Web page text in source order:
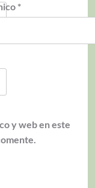
*
y web en este